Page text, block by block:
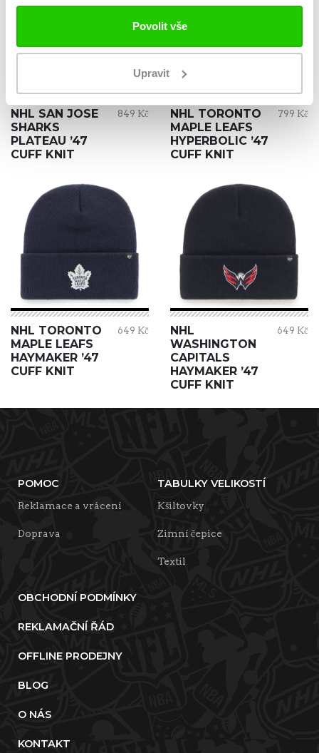
Povolit vše
Upravit
NHL SAN JOSE
SHARKS
PLATEAU ’47
CUFF KNIT
849 Kč
NHL TORONTO
MAPLE LEAFS
HYPERBOLIC ’47
CUFF KNIT
799 Kč
NHL TORONTO
MAPLE LEAFS
HAYMAKER ’47
CUFF KNIT
649 Kč
NHL
WASHINGTON
CAPITALS
HAYMAKER ’47
CUFF KNIT
649 Kč
POMOC
Reklamace a vrácení
Doprava
TABULKY VELIKOSTÍ
Kšiltovky
Zimní čepice
Textil
OBCHODNÍ PODMÍNKY
REKLAMAČNÍ ŘÁD
OFFLINE PRODEJNY
BLOG
O NÁS
KONTAKT